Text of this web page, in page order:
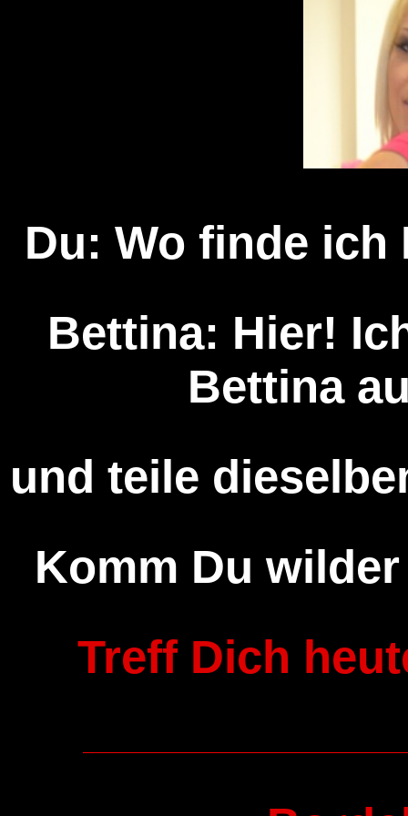
Du: Wo finde
Bettina: Hier!
Bettina
und teile
Komm Du
Treff Dich